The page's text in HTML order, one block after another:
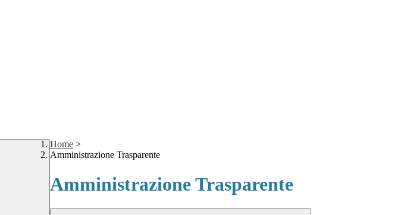
Home >
Amministrazione Trasparente
Amministrazione Trasparente